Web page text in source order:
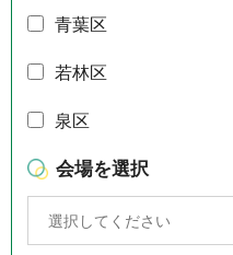
青葉区
若林区
泉区
会場を選択